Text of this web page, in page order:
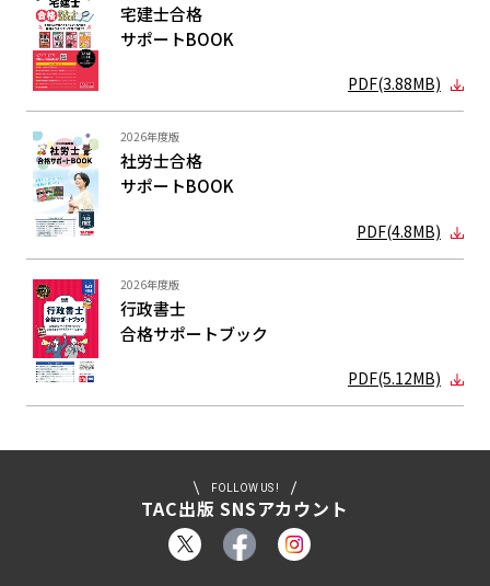
宅建士合格
サポートBOOK
PDF(3.88MB)
2026年度版
社労士合格
サポートBOOK
PDF(4.8MB)
2026年度版
行政書士
合格サポートブック
PDF(5.12MB)
FOLLOW US !
TAC出版 SNSアカウント